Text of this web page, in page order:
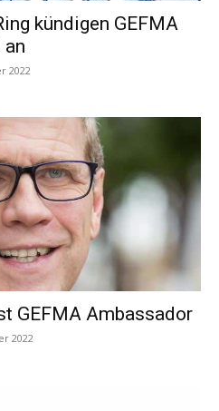
kündigen GEFMA
2022
GEFMA Ambassador
2022